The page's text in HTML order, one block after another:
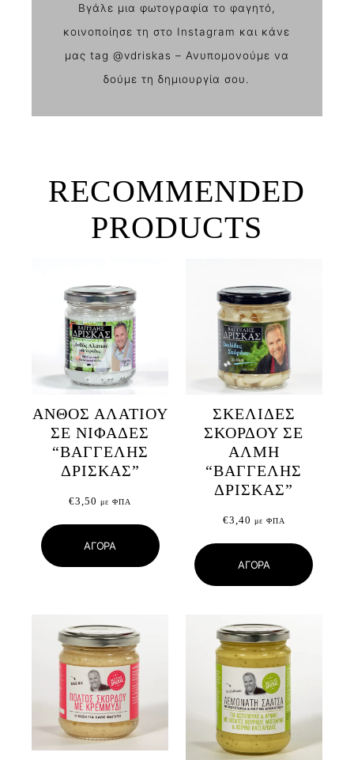
Βγάλε μια φωτογραφία το φαγητό,
κοινοποίησε τη στο Instagram και κάνε
μας tag @vdriskas – Ανυπομονούμε να
δούμε τη δημιουργία σου.
RECOMMENDED
PRODUCTS
ΑΝΘΟΣ ΑΛΑΤΙΟΥ
ΣΕ ΝΙΦΑΔΕΣ
“ΒΑΓΓΕΛΗΣ
ΔΡΙΣΚΑΣ”
€3,50 με ΦΠΑ
ΑΓΟΡΑ
ΣΚΕΛΙΔΕΣ
ΣΚΟΡΔΟΥ ΣΕ
ΑΛΜΗ
“ΒΑΓΓΕΛΗΣ
ΔΡΙΣΚΑΣ”
€3,40 με ΦΠΑ
ΑΓΟΡΑ